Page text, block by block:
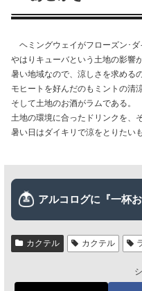
ヘミングウェイがフローズン･ダ
やはりキューバという土地の影響
暑い地域なので、涼しさを求める
モヒートを好んだのもミントの清
そして土地のお酒がラムである。
土地の環境に合ったドリンクを、
暑い日はダイキリで涼をとりたいも
カクテル カクテル